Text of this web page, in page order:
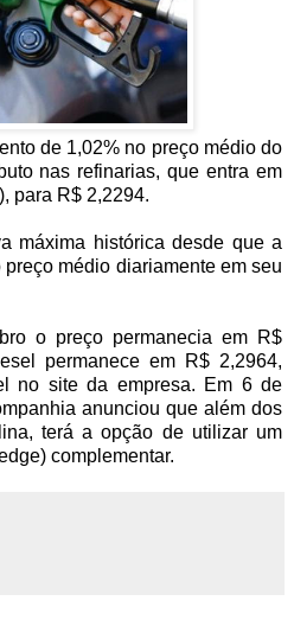
de 1,02% no preço médio do
nas refinarias, que entra em
para R$ 2,2294.
máxima histórica desde que a
médio diariamente em seu
o preço permanecia em R$
permanece em R$ 2,2964,
no site da empresa. Em 6 de
anunciou que além dos
terá a opção de utilizar um
complementar.